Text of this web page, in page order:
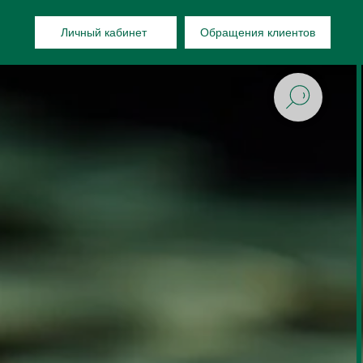
Обращения клиентов
Личный кабинет